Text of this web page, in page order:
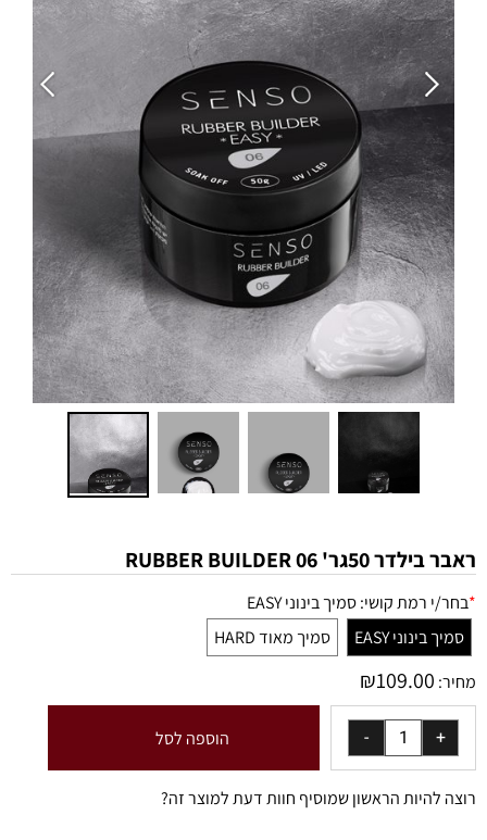
ראבר בילדר 50גר' 06 RUBBER BUILDER
*בחר/י רמת קושי:סמיך בינוני EASY
סמיך בינוני EASY
סמיך מאוד HARD
מחיר:
₪109.00
הוספה לסל
רוצה להיות הראשון שמוסיף חוות דעת למוצר זה?